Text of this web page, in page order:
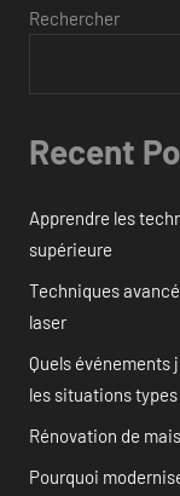
Rechercher
Recent
Apprendre les
supérieure
Techniques
laser
Quels
les situations types
Rénovation de
Pourquoi